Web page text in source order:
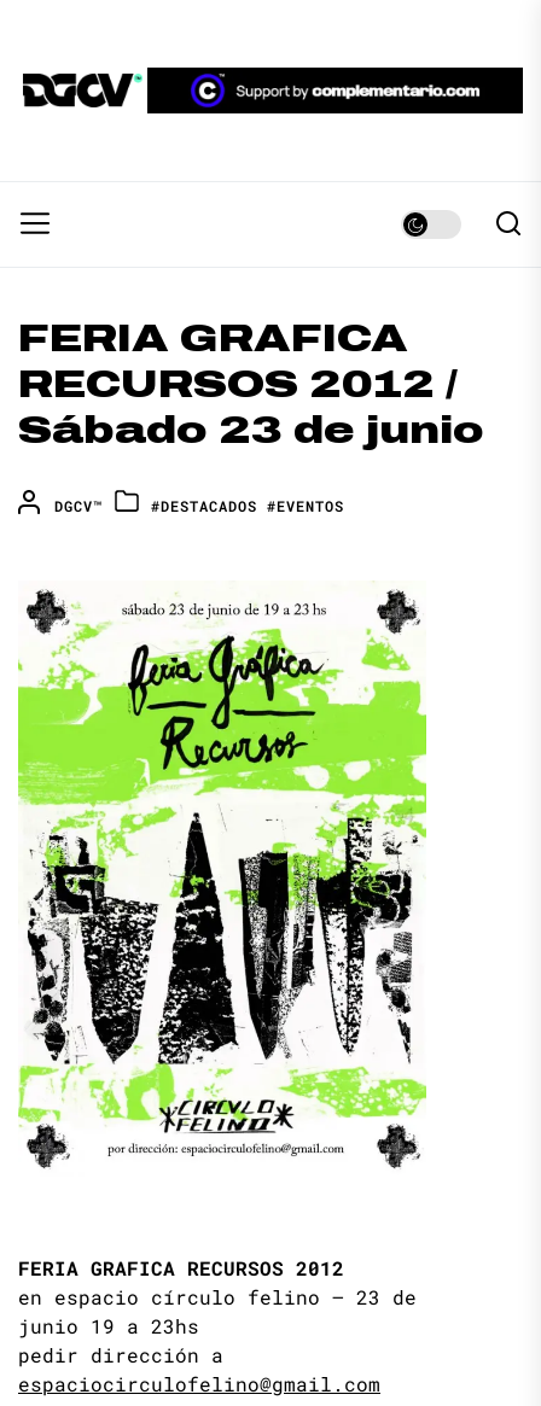
the
content
DGCV™
FERIA GRAFICA
RECURSOS 2012 /
Sábado 23 de junio
DGCV™ #DESTACADOS #EVENTOS
FERIA GRAFICA RECURSOS 2012
en espacio círculo felino – 23 de
junio 19 a 23hs
pedir dirección a
espaciocirculofelino@gmail.com